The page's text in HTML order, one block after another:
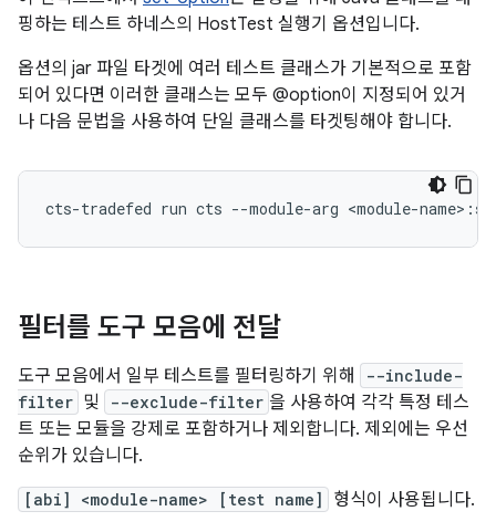
핑하는 테스트 하네스의 HostTest 실행기 옵션입니다.
옵션의 jar 파일 타겟에 여러 테스트 클래스가 기본적으로 포함
되어 있다면 이러한 클래스는 모두 @option이 지정되어 있거
나 다음 문법을 사용하여 단일 클래스를 타겟팅해야 합니다.
필터를 도구 모음에 전달
도구 모음에서 일부 테스트를 필터링하기 위해
--include-
filter 및 --exclude-filter 을 사용하여 각각 특정 테스
트 또는 모듈을 강제로 포함하거나 제외합니다. 제외에는 우선
순위가 있습니다.
[abi] <module-name> [test name]
형식이 사용됩니다.